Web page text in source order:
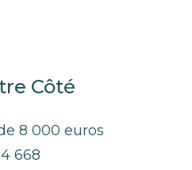
Côté
8 000 euros
668